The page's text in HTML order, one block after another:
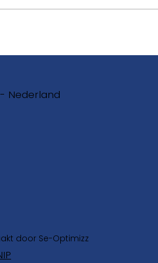
- Nederland
door Se-Optimizz